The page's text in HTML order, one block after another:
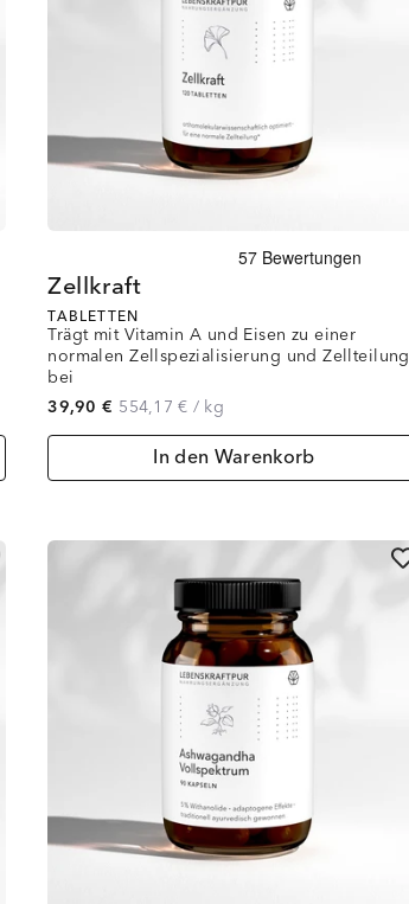
Zellkraft
TABLETTEN
Trägt mit Vitamin A und Eisen zu einer
normalen Zellspezialisierung und Zellteilung
bei
39,90 € 554,17 € / kg
In den Warenkorb